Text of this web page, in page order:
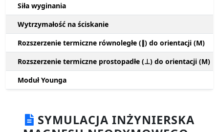
Siła wyginania
Wytrzymałość na ściskanie
Rozszerzenie termiczne równoległe (∥) do orientacji (M)
Rozszerzenie termiczne prostopadłe (⊥) do orientacji (M)
Moduł Younga
SYMULACJA INŻYNIERSKA